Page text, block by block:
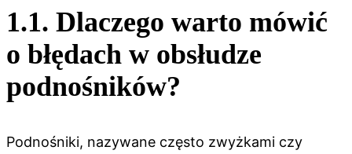
1.1. Dlaczego warto mówić
o błędach w obsłudze
podnośników?
Podnośniki, nazywane często zwyżkami czy